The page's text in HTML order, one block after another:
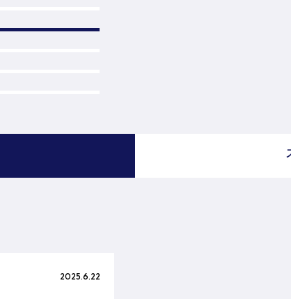
2025.6.22